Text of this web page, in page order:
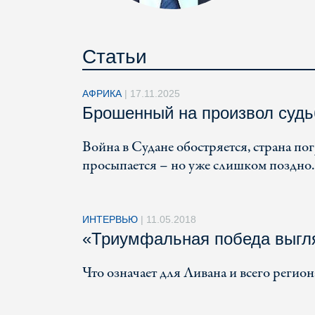
Статьи
АФРИКА | 17.11.2025
Брошенный на произвол
Война в Судане обостряется, страна
просыпается – но уже слишком поздно.
ИНТЕРВЬЮ | 11.05.2018
«Триумфальная победа
Что означает для Ливана и всего